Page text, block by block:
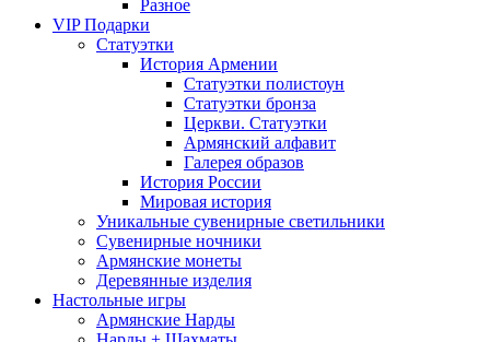
Разное
VIP Подарки
Статуэтки
История Армении
Статуэтки полистоун
Статуэтки бронза
Церкви. Статуэтки
Армянский алфавит
Галерея образов
История России
Мировая история
Уникальные сувенирные светильники
Сувенирные ночники
Армянские монеты
Деревянные изделия
Настольные игры
Армянские Нарды